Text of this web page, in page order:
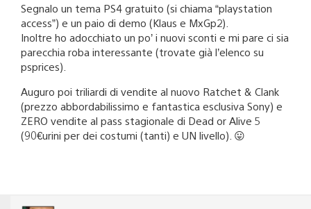
Segnalo un tema PS4 gratuito (si chiama “playstation
access”) e un paio di demo (Klaus e MxGp2).
Inoltre ho adocchiato un po’ i nuovi sconti e mi pare ci sia
parecchia roba interessante (trovate già l’elenco su
psprices).
Auguro poi triliardi di vendite al nuovo Ratchet & Clank
(prezzo abbordabilissimo e fantastica esclusiva Sony) e
ZERO vendite al pass stagionale di Dead or Alive 5
(90€urini per dei costumi (tanti) e UN livello). 😛